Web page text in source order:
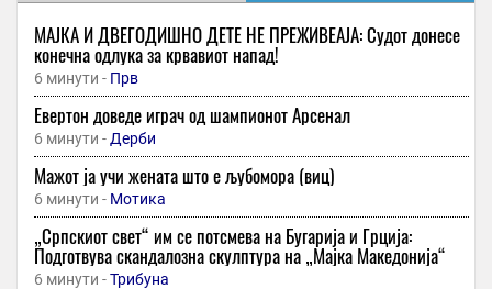
МАЈКА И ДВЕГОДИШНО ДЕТЕ НЕ ПРЕЖИВЕАЈА: Судот донесе
конечна одлука за крвавиот напад!
6 минути - Прв
Евертон доведе играч од шампионот Арсенал
6 минути - Дерби
Мажот ја учи жената што е љубомора (виц)
6 минути - Мотика
„Српскиот свет“ им се потсмева на Бугарија и Грција:
Подготвува скандалозна скулптура на „Мајка Македонија“
6 минути -Трибуна